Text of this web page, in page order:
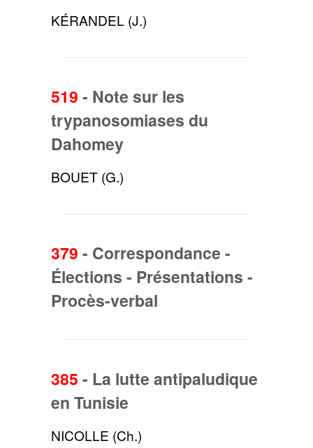
KÉRANDEL (J.)
519 - Note sur les
trypanosomiases du
Dahomey
BOUET (G.)
379 - Correspondance -
Élections - Présentations -
Procès-verbal
385 - La lutte antipaludique
en Tunisie
NICOLLE (Ch.)